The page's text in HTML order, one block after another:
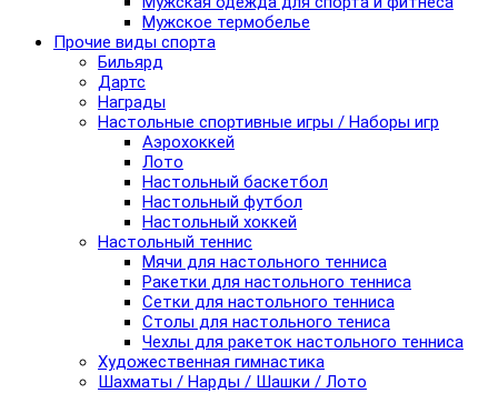
Мужское термобелье
Прочие виды спорта
Бильярд
Дартс
Награды
Настольные спортивные игры / Наборы игр
Аэрохоккей
Лото
Настольный баскетбол
Настольный футбол
Настольный хоккей
Настольный теннис
Мячи для настольного тенниса
Ракетки для настольного тенниса
Сетки для настольного тенниса
Столы для настольного тениса
Чехлы для ракеток настольного тенниса
Художественная гимнастика
Шахматы / Нарды / Шашки / Лото